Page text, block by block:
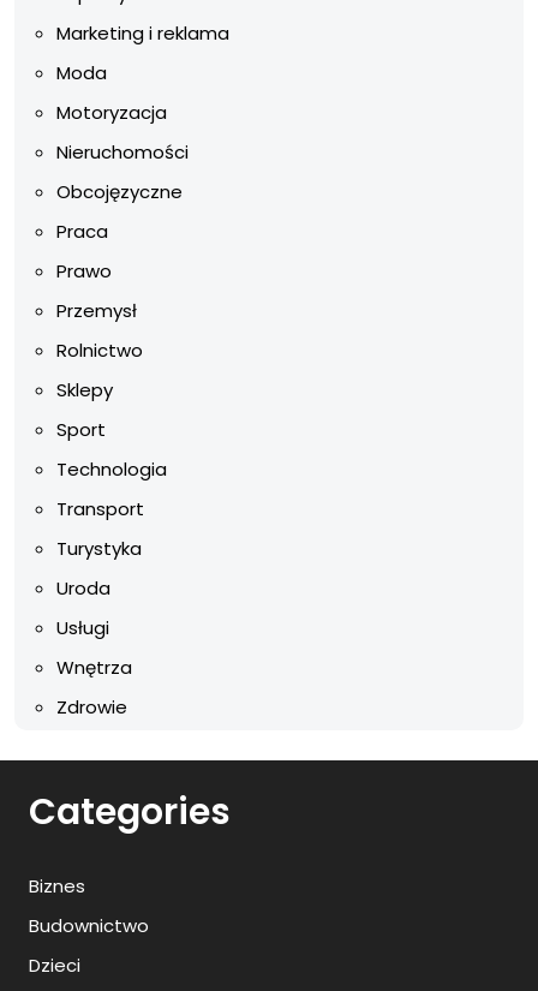
Marketing i reklama
Moda
Motoryzacja
Nieruchomości
Obcojęzyczne
Praca
Prawo
Przemysł
Rolnictwo
Sklepy
Sport
Technologia
Transport
Turystyka
Uroda
Usługi
Wnętrza
Zdrowie
Categories
Biznes
Budownictwo
Dzieci